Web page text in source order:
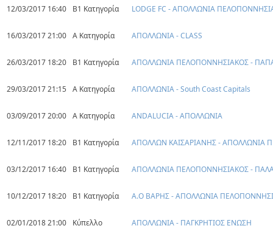
12/03/2017 16:40 Β1 Κατηγορία LODGE FC - ΑΠΟΛΛΩΝΙΑ
16/03/2017 21:00 Α Κατηγορία ΑΠΟΛΛΩΝΙΑ - CLASS
26/03/2017 18:20 Β1 Κατηγορία ΑΠΟΛΛΩΝΙΑ ΠΕΛΟΠΟΝΝΗΣΙΑΚΟΣ -
29/03/2017 21:15 Α Κατηγορία ΑΠΟΛΛΩΝΙΑ - South Coast Capitals
03/09/2017 20:00 Α Κατηγορία ANDALUCIA - ΑΠΟΛΛΩΝΙΑ
12/11/2017 18:20 Β1 Κατηγορία ΑΠΟΛΛΩΝ ΚΑΙΣΑΡΙΑΝΗΣ - ΑΠΟΛΛΩΝΙΑ
03/12/2017 16:40 Β1 Κατηγορία ΑΠΟΛΛΩΝΙΑ ΠΕΛΟΠΟΝΝΗΣΙΑΚΟΣ -
10/12/2017 18:20 Β1 Κατηγορία Α.Ο ΒΑΡΗΣ - ΑΠΟΛΛΩΝΙΑ
02/01/2018 21:00 Κύπελλο ΑΠΟΛΛΩΝΙΑ - ΠΑΓΚΡΗΤΙΟΣ ΕΝΩΣΗ